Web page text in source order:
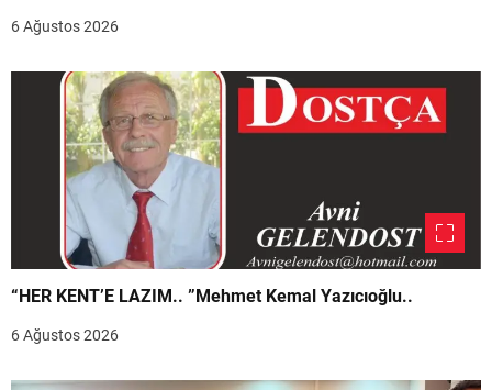
6 Ağustos 2026
“HER KENT’E LAZIM.. ”Mehmet Kemal Yazıcıoğlu..
6 Ağustos 2026